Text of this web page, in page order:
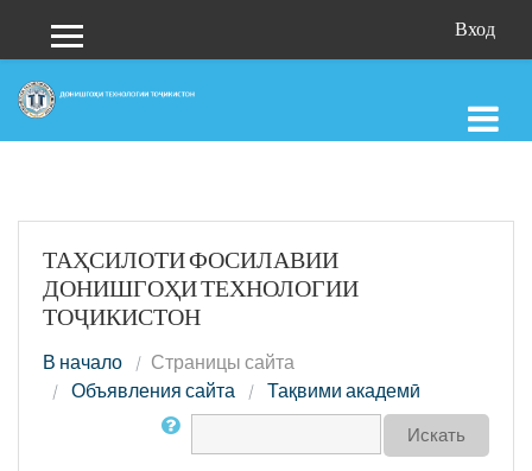
Боковая панель Вход
ТАҲСИЛОТИ ФОСИЛАВИИ
ДОНИШГОҲИ ТЕХНОЛОГИИ
ТОҶИКИСТОН
В начало
Страницы сайта
Объявления сайта
Тақвими академӣ
Поиск по форумам Искать